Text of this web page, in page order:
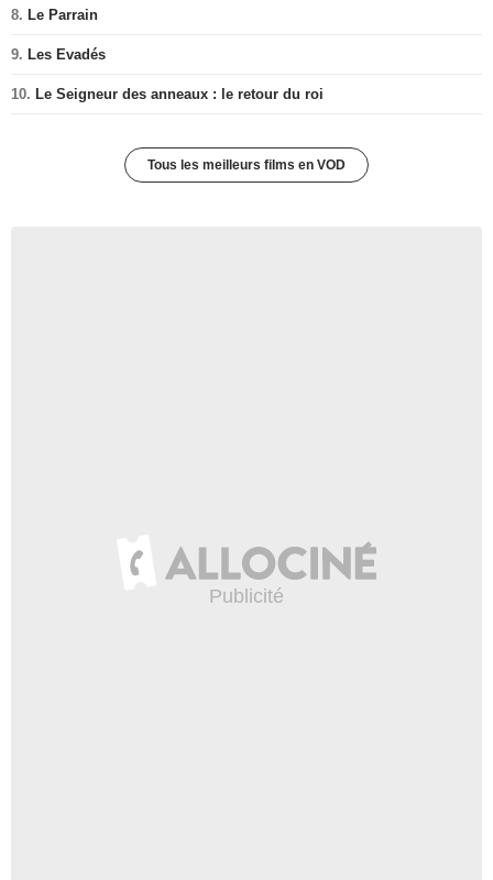
8. Le Parrain
9. Les Evadés
10. Le Seigneur des anneaux : le retour du roi
Tous les meilleurs films en VOD